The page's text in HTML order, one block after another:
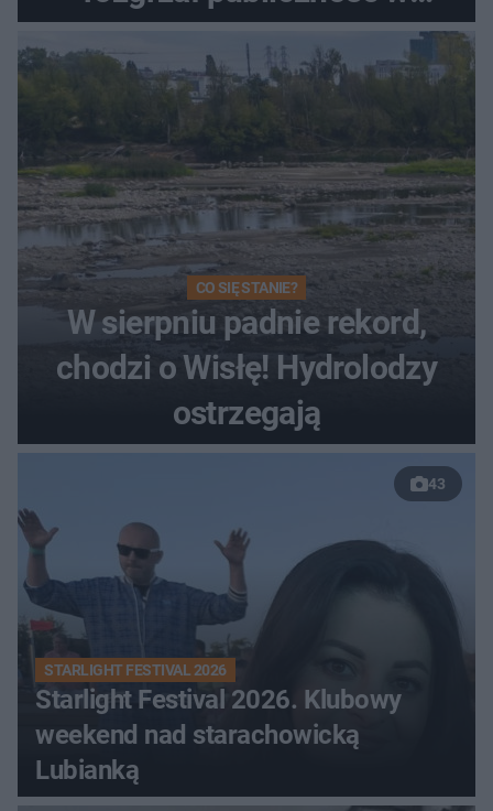
Toruniu
CO SIĘ STANIE?
W sierpniu padnie rekord,
chodzi o Wisłę! Hydrolodzy
ostrzegają
43
STARLIGHT FESTIVAL 2026
Starlight Festival 2026. Klubowy
weekend nad starachowicką
Lubianką